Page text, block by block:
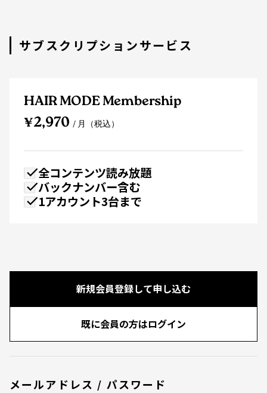
サブスクリプションサービス
HAIR MODE Membership
¥2,970 / 月（税込）
全コンテンツ読み放題
バックナンバー含む
1アカウント3台まで
新規会員登録して申し込む
既に会員の方はログイン
メールアドレス / パスワード